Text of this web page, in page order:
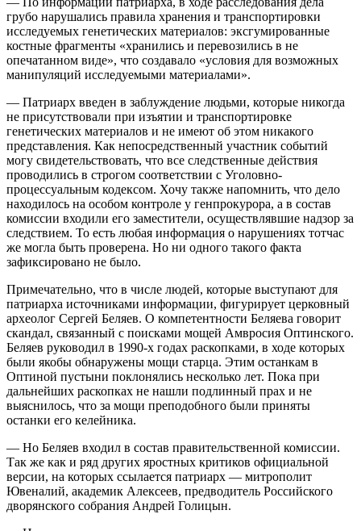
грубо нарушались правила хранения и транспортировки
исследуемых генетических материалов: эксгумированные
костные фрагменты «хранились и перевозились в не
опечатанном виде», что создавало «условия для возможных
манипуляций исследуемыми материалами».
— Патриарх введен в заблуждение людьми, которые никогда
не присутствовали при изъятии и транспортировке
генетических материалов и не имеют об этом никакого
представления. Как непосредственный участник событий
могу свидетельствовать, что все следственные действия
проводились в строгом соответствии с Уголовно-
процессуальным кодексом. Хочу также напомнить, что дело
находилось на особом контроле у генпрокурора, а в состав
комиссии входили его заместители, осуществлявшие надзор за
следствием. То есть любая информация о нарушениях тотчас
же могла быть проверена. Но ни одного такого факта
зафиксировано не было.
Примечательно, что в числе людей, которые выступают для
патриарха источниками информации, фигурирует церковный
археолог Сергей Беляев. О компетентности Беляева говорит
скандал, связанный с поисками мощей Амвросия Оптинского.
Беляев руководил в 1990-х годах раскопками, в ходе которых
были якобы обнаружены мощи старца. Этим останкам в
Оптиной пустыни поклонялись несколько лет. Пока при
дальнейших раскопках не нашли подлинный прах и не
выяснилось, что за мощи преподобного были приняты
останки его келейника.
— Но Беляев входил в состав правительственной комиссии.
Так же как и ряд других яростных критиков официальной
версии, на которых ссылается патриарх — митрополит
Ювеналий, академик Алексеев, предводитель Российского
дворянского собрания Андрей Голицын.